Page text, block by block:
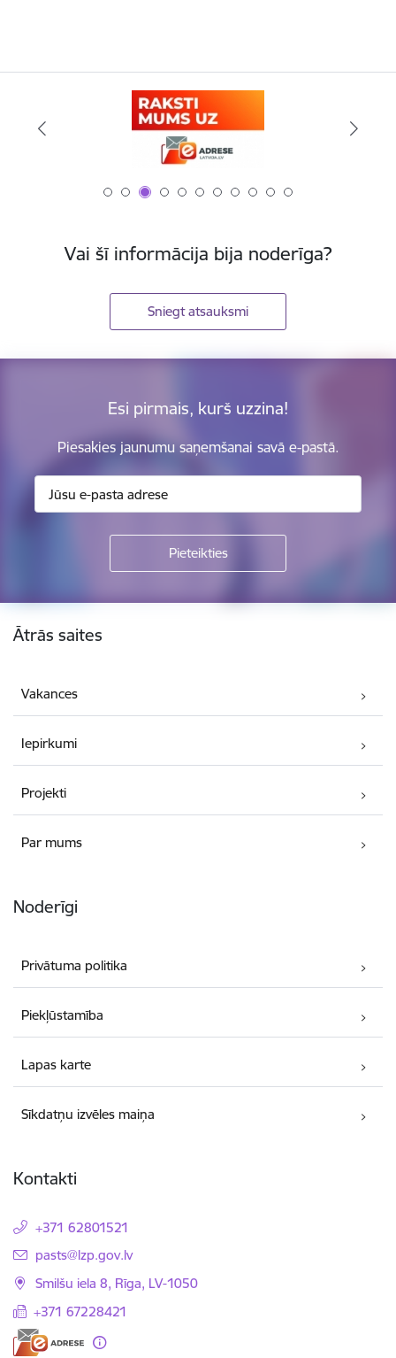
Vai šī informācija bija noderīga?
Sniegt atsauksmi
Esi pirmais, kurš uzzina!
Piesakies jaunumu saņemšanai savā e-pastā.
Kājene
Ātrās saites
Vakances
Iepirkumi
Projekti
Par mums
Noderīgi
Privātuma politika
Piekļūstamība
Lapas karte
Sīkdatņu izvēles maiņa
Kontakti
+371 62801521
E-pasts:
pasts@lzp.gov.lv
Smilšu iela 8, Rīga, LV-1050
+371 67228421